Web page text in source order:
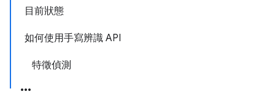
目前狀態
如何使用手寫辨識 API
特徵偵測